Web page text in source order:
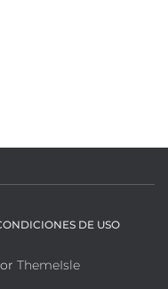
DE USO
ThemeIsle